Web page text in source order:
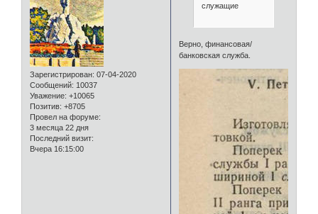
Зарегистрирован: 07-04-2020
Сообщений: 10037
Уважение: +10065
Позитив: +8705
Провел на форуме:
3 месяца 22 дня
Последний визит:
Вчера 16:15:00
служащие
Верно, финансовая/
банковская служба.